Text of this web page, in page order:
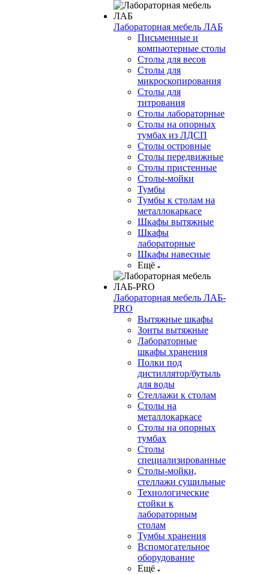
Лабораторная мебель ЛАБ
Письменные и
компьютерные столы
Столы для весов
Столы для
микроскопирования
Столы для
титрования
Столы лабораторные
Столы на опорных
тумбах из ЛДСП
Столы островные
Столы передвижные
Столы пристенные
Столы-мойки
Тумбы
Тумбы к столам на
металлокаркасе
Шкафы вытяжные
Шкафы
лабораторные
Шкафы навесные
Ещё
Лабораторная мебель ЛАБ-
PRO
Вытяжные шкафы
Зонты вытяжные
Лабораторные
шкафы хранения
Полки под
дистиллятор/бутыль
для воды
Стеллажи к столам
Столы на
металлокаркасе
Столы на опорных
тумбах
Столы
специализированные
Столы-мойки,
стеллажи сушильные
Технологические
стойки к
лабораторным
столам
Тумбы хранения
Вспомогательное
оборудование
Ещё